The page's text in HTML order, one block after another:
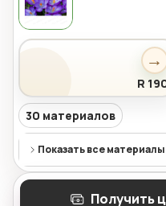
→
R
30 материалов
Показать все
Получить